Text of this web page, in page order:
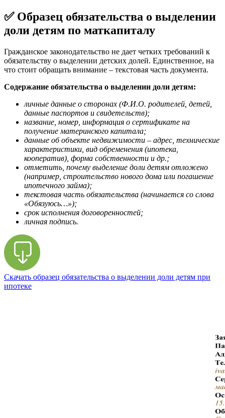
✅ Образец обязательства о выделении
доли детям по маткапиталу
Гражданское законодательство не дает четких требований к
обязательству о выделении детских долей. Единственное, на
что стоит обращать внимание – текстовая часть документа.
Содержание обязательства о выделении доли детям:
личные данные о сторонах (Ф.И.О. родителей, детей,
данные паспортов и свидетельств);
название, номер, информация о сертификате на
получение материнского капитала;
данные об объекте недвижимости – адрес, технические
характеристики, вид обременения (ипотека,
кооператив), форма собственности и др.;
отметить, почему выделение доли детям отложено
(например, строительство нового дома или погашение
ипотечного займа);
текстовая часть обязательства (начинается со слова
«Обязуюсь…»);
срок исполнения договоренностей;
личная подпись.
Скачать образец обязательства о выделении доли детям при
ипотеке